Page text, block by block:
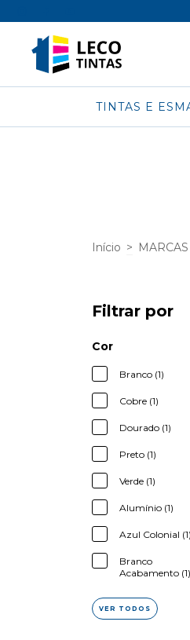
TINTAS E
Início > MARCAS
Filtrar por
Cor
Branco (1)
Cobre (1)
Dourado (1)
Preto (1)
Verde (1)
Alumínio (1)
Azul Colonial (1)
Branco
Acabamento (1)
VER TODOS